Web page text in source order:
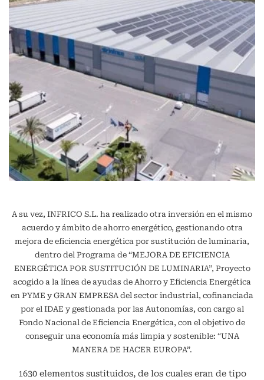
A su vez, INFRICO S.L. ha realizado otra inversión en el mismo
acuerdo y ámbito de ahorro energético, gestionando otra
mejora de eficiencia energética por sustitución de luminaria,
dentro del Programa de “MEJORA DE EFICIENCIA
ENERGÉTICA POR SUSTITUCIÓN DE LUMINARIA”, Proyecto
acogido a la línea de ayudas de Ahorro y Eficiencia Energética
en PYME y GRAN EMPRESA del sector industrial, cofinanciada
por el IDAE y gestionada por las Autonomías, con cargo al
Fondo Nacional de Eficiencia Energética, con el objetivo de
conseguir una economía más limpia y sostenible: “UNA
MANERA DE HACER EUROPA”.
1630 elementos sustituidos, de los cuales eran de tipo